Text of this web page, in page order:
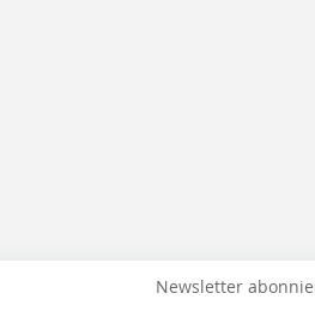
Newsletter